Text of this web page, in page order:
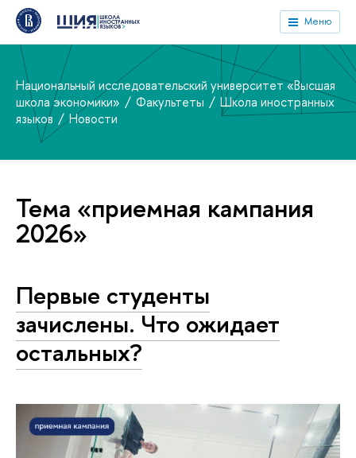
Меню
Национальный исследовательский университет «Высшая
школа экономики»
Факультеты
Школа иностранных
языков
Новости
Тема «приемная кампания
2026»
Первые студенты
зачислены. Что ожидает
остальных?